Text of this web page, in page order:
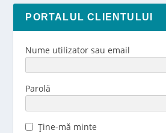
PORTALUL CLIENTULUI
Nume utilizator sau email
Parolă
Ține-mă minte